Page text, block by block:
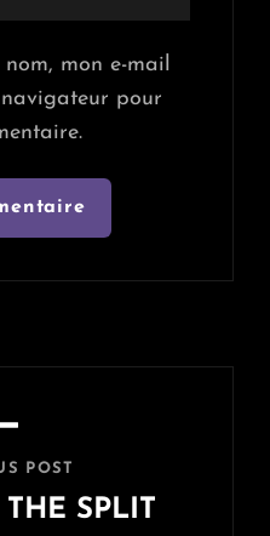
mon e-mail
pour
POST
SPLIT